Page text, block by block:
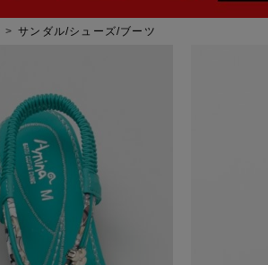
> サンダル/シューズ/ブーツ